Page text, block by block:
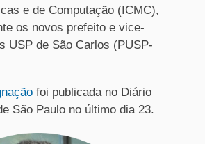
e de Computação (ICMC),
os novos prefeito e vice-
USP de São Carlos (PUSP-
foi publicada no Diário
São Paulo no último dia 23.